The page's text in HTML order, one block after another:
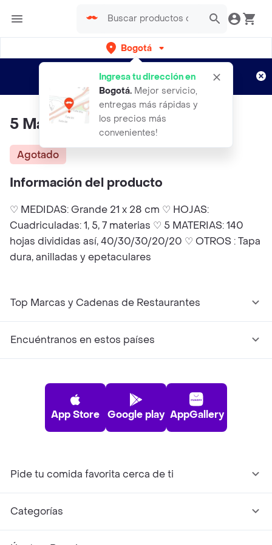
Bogotá
Ingresa tu dirección en
Bogotá. Mejor servicio,
entregas más rápidas y
los precios más
convenientes!
envíos gratis por semanas
Aplican TyC
5 Materias Grande Michis
Agotado
Información del producto
♡ MEDIDAS: Grande 21 x 28 cm ♡ HOJAS:
Cuadriculadas: 1, 5, 7 materias ♡ 5 MATERIAS: 140
hojas divididas así, 40/30/30/20/20 ♡ OTROS : Tapa
dura, anilladas y epetaculares
Top Marcas y Cadenas de Restaurantes
Encuéntranos en estos países
App Store Google play AppGallery
Pide tu comida favorita cerca de ti
Categorías